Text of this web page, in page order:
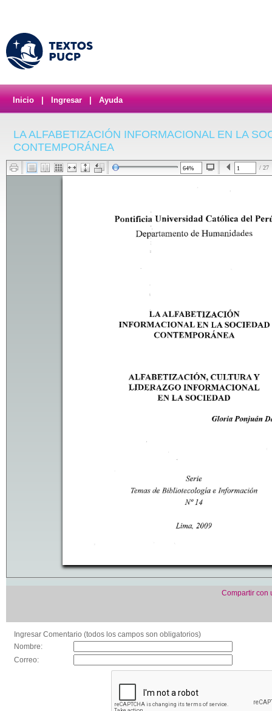
Inicio Ingresar Ayuda
LA ALFABETIZACIÓN INFORMACIONAL EN LA
CONTEMPORÁNEA
/ 27
Compartir con
Ingresar Comentario (todos los campos son obligatorios)
Nombre:
Correo: